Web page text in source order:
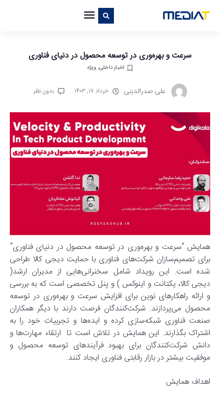
سرعت و بهره‌وری در توسعه محصول در دنیای فناوری
اخبار داخلی,ویژه
علی صدرالدینی خرداد ۱۷, ۱۴۰۳ بدون نظر
همایش “سرعت و بهره‌وری در توسعه محصول در دنیای فناوری”
برای تصمیم‌سازان شرکت‌های فناوری با حمایت دیجی کالا طراحی
شده است. این رویداد شامل سخنرانی‌هایی از مدیران ارشد(
دیجی کالا، یکتانت و اینوکس ) و پنل تخصصی است که به بررسی
و ارائه راهکارهای نوین برای افزایش سرعت و بهره‌وری در توسعه
محصول می‌پردازند. شرکت‌کنندگان فرصت دارند با دیگر همکاران
صنعت فناوری شبکه‌سازی کرده و ایده‌ها و تجربیات خود را به
اشتراک بگذارند. این همایش در تلاش است تا ارتقاء مهارت‌ها و
دانش شرکت‌کنندگان برای بهبود فرآیندهای توسعه محصول و
موفقیت بیشتر در بازار رقابتی فناوری ایجاد کنند.
اهداف همایش